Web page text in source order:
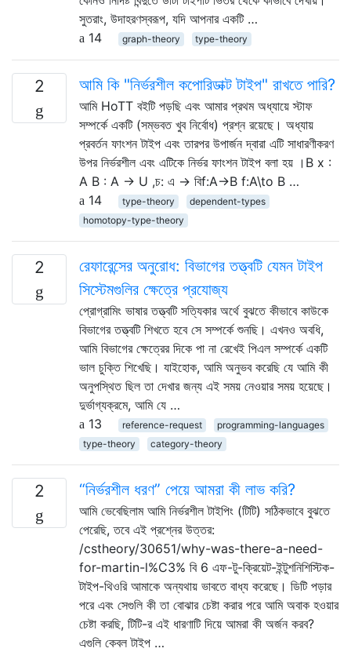
সুতরাং, উদাহরণস্বরূপ, যদি আপনার একটি …
14
graph-theory type-theory
2 আমি কি "নির্ভরশীল কপোরিডাক্ট টাইপ" রাখতে পারি?
আমি HoTT বইটি পড়ছি এবং আমার প্রথম অধ্যায়ে স্টাফ
সম্পর্কে একটি (সম্ভবত খুব নির্বোধ) প্রশ্ন রয়েছে। অধ্যায়
প্রবর্তন ফাংশন টাইপ এবং তারপর উপার্জন দ্বারা এটি সাধারণীকরণ
উপর নির্ভরশীল এবং এটিকে নির্ভর ফাংশন টাইপ বলা হয় ।B x :
A B : A → U ,চ: এ → বিf:A→B f:A\to B …
14
type-theory
dependent-types
homotopy-type-theory
2
রেফারেন্সের অনুরোধ: বিভাগের তত্ত্বটি যেমন টাইপ
সিস্টেমগুলির ক্ষেত্রে প্রযোজ্য
প্রোগ্রামিং ভাষার তত্ত্বটি সত্যিকার অর্থে বুঝতে কীভাবে কাউকে
বিভাগের তত্ত্বটি শিখতে হবে সে সম্পর্কে শুনছি। এখনও অবধি,
আমি বিভাগের ক্ষেত্রের দিকে পা না রেখেই পিএল সম্পর্কে একটি
ভাল চুক্তি শিখেছি। যাইহোক, আমি অনুভব করেছি যে আমি কী
অনুপস্থিত ছিল তা দেখার জন্য এই সময় নেওয়ার সময় হয়েছে।
দুর্ভাগ্যক্রমে, আমি যে …
13
reference-request
programming-languages
type-theory
category-theory
2 “নির্ভরশীল ধরণ” পেয়ে আমরা কী লাভ করি?
আমি ভেবেছিলাম আমি নির্ভরশীল টাইপিং (টিটি) সঠিকভাবে বুঝতে
পেরেছি, তবে এই প্রশ্নের উত্তর:
/cstheory/30651/why-was-there-a-need-
for-martin-l%C3% বি 6 এফ-টু-ক্রিয়েট-ইন্টুশনিশিস্টিক-
টাইপ-থিওরি আমাকে অন্যথায় ভাবতে বাধ্য করেছে। ডিটি পড়ার
পরে এবং সেগুলি কী তা বোঝার চেষ্টা করার পরে আমি অবাক হওয়ার
চেষ্টা করছি, টিটি-র এই ধারণাটি দিয়ে আমরা কী অর্জন করব?
এগুলি কেবল টাইপ …